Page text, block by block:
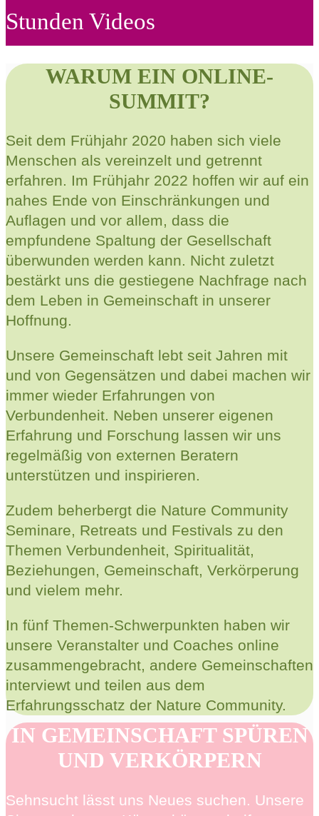
Stunden Videos
WARUM EIN ONLINE-
SUMMIT?
Seit dem Frühjahr 2020 haben sich viele
Menschen als vereinzelt und getrennt
erfahren. Im Frühjahr 2022 hoffen wir auf ein
nahes Ende von Einschränkungen und
Auflagen und vor allem, dass die
empfundene Spaltung der Gesellschaft
überwunden werden kann. Nicht zuletzt
bestärkt uns die gestiegene Nachfrage nach
dem Leben in Gemeinschaft in unserer
Hoffnung.
Unsere Gemeinschaft lebt seit Jahren mit
und von Gegensätzen und dabei machen wir
immer wieder Erfahrungen von
Verbundenheit. Neben unserer eigenen
Erfahrung und Forschung lassen wir uns
regelmäßig von externen Beratern
unterstützen und inspirieren.
Zudem beherbergt die Nature Community
Seminare, Retreats und Festivals zu den
Themen Verbundenheit, Spiritualität,
Beziehungen, Gemeinschaft, Verkörperung
und vielem mehr.
In fünf Themen-Schwerpunkten haben wir
unsere Veranstalter und Coaches online
zusammengebracht, andere Gemeinschaften
interviewt und teilen aus dem
Erfahrungsschatz der Nature Community.
IN GEMEINSCHAFT SPÜREN
UND VERKÖRPERN
Sehnsucht lässt uns Neues suchen. Unsere